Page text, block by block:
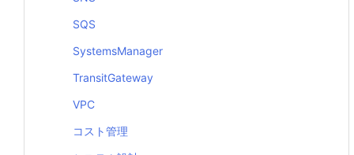
SQS
SystemsManager
TransitGateway
VPC
コスト管理